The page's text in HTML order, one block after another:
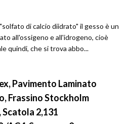
di calcio diidrato" il gesso è un
all'ossigeno e all'idrogeno, cioè
quindi, che si trova abbo...
Pavimento Laminato
Frassino Stockholm
Scatola 2,131